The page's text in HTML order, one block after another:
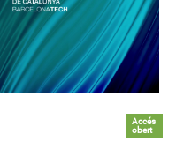
Accés
obert